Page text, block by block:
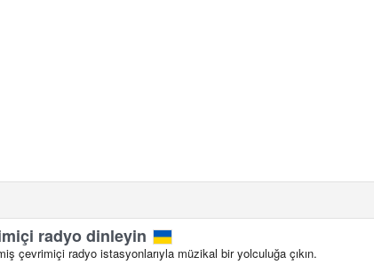
radyo dinleyin
çevrimiçi radyo istasyonlarıyla müzikal bir yolculuğa çıkın.